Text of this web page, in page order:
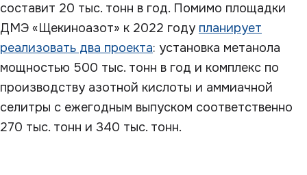
составит 20 тыс. тонн в год. Помимо площадки
ДМЭ «Щекиноазот» к 2022 году планирует
реализовать два проекта: установка метанола
мощностью 500 тыс. тонн в год и комплекс по
производству азотной кислоты и аммиачной
селитры с ежегодным выпуском соответственно
270 тыс. тонн и 340 тыс. тонн.